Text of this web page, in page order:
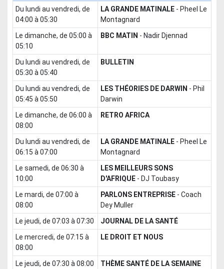
du lundi au vendredi, de
04:00 à 05:30
LA GRANDE MATINALE - Pheel Le
Montagnard
le dimanche, de 05:00 à
05:10
BBC MATIN - Nadir Djennad
du lundi au vendredi, de
05:30 à 05:40
BULLETIN
du lundi au vendredi, de
05:45 à 05:50
LES THÉORIES DE DARWIN - Phil
Darwin
le dimanche, de 06:00 à
08:00
RETRO AFRICA
du lundi au vendredi, de
06:15 à 07:00
LA GRANDE MATINALE - Pheel Le
Montagnard
le samedi, de 06:30 à
10:00
LES MEILLEURS SONS
D'AFRIQUE - DJ Toubasy
le mardi, de 07:00 à
08:00
PARLONS ENTREPRISE - Coach
Dey Muller
le jeudi, de 07:03 à 07:30
JOURNAL DE LA SANTÉ
le mercredi, de 07:15 à
08:00
LE DROIT ET NOUS
le jeudi, de 07:30 à 08:00
THÈME SANTÉ DE LA SEMAINE